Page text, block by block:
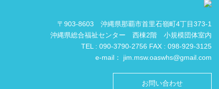
〒903-8603 沖縄県那覇市首里石嶺町4丁目373-1
沖縄県総合福祉センター 西棟2階 小規模団体室内
TEL : 090-3790-2756 FAX : 098-929-3125
e-mail： jim.msw.oaswhs@gmail.com
お問い合わせ